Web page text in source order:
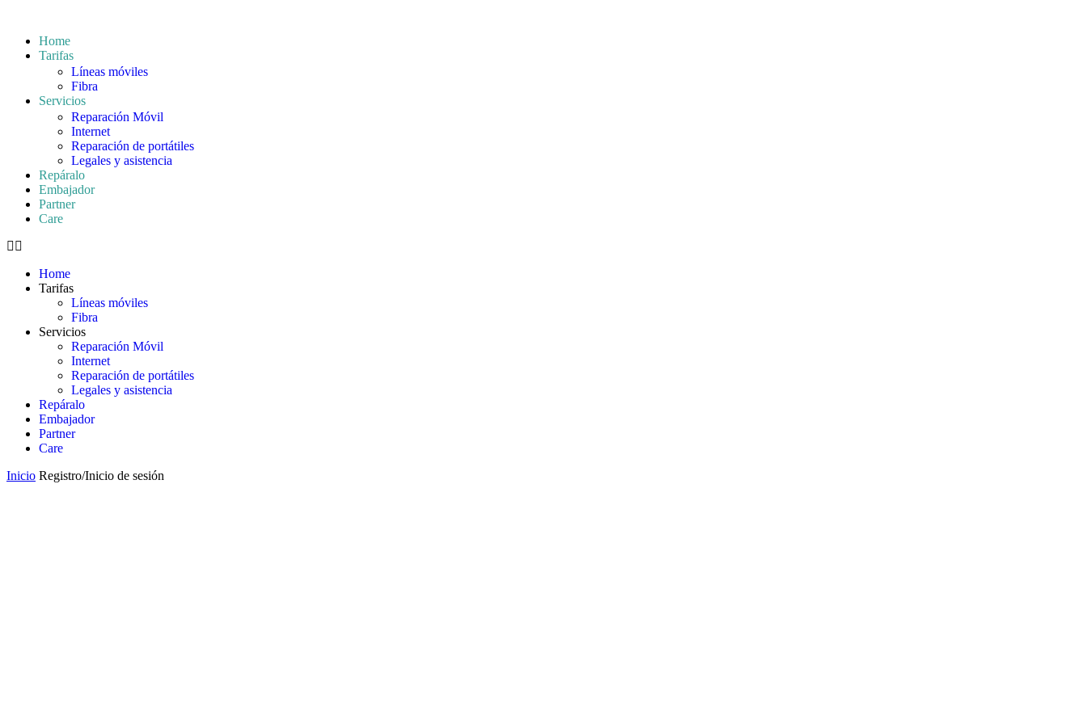
Home
Tarifas
Líneas móviles
Fibra
Servicios
Reparación Móvil
Internet
Reparación de portátiles
Legales y asistencia
Repáralo
Embajador
Partner
Care
Home
Tarifas
Líneas móviles
Fibra
Servicios
Reparación Móvil
Internet
Reparación de portátiles
Legales y asistencia
Repáralo
Embajador
Partner
Care
Inicio Registro/Inicio de sesión